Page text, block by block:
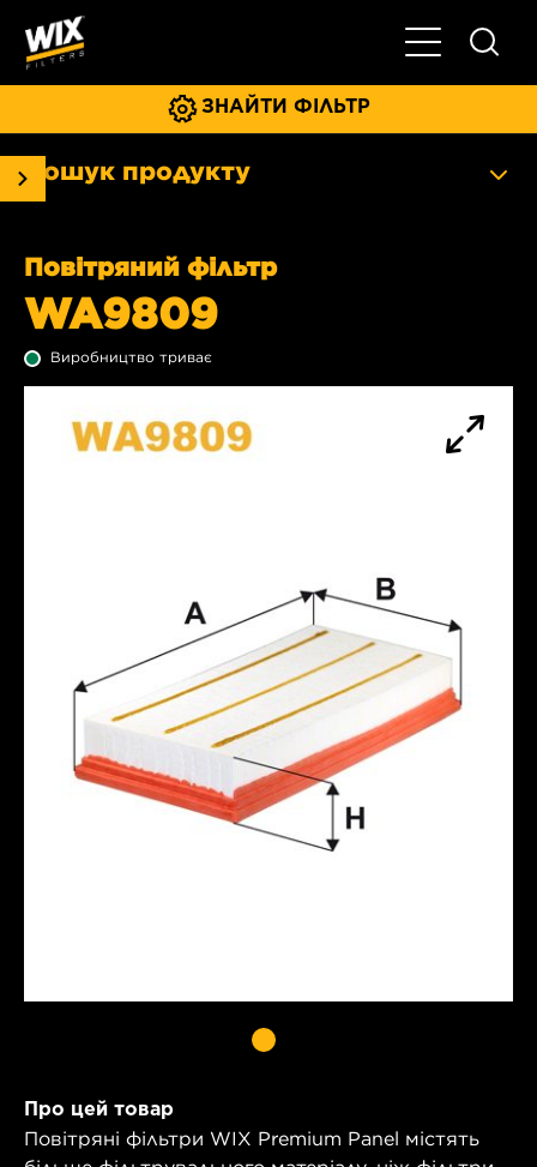
Увімкнути/
ЗНАЙТИ ФІЛЬТР
Пошук продукту
Повітряний фільтр
WA9809
Виробництво триває
Про цей товар
Повітряні фільтри WIX Premium Panel містять